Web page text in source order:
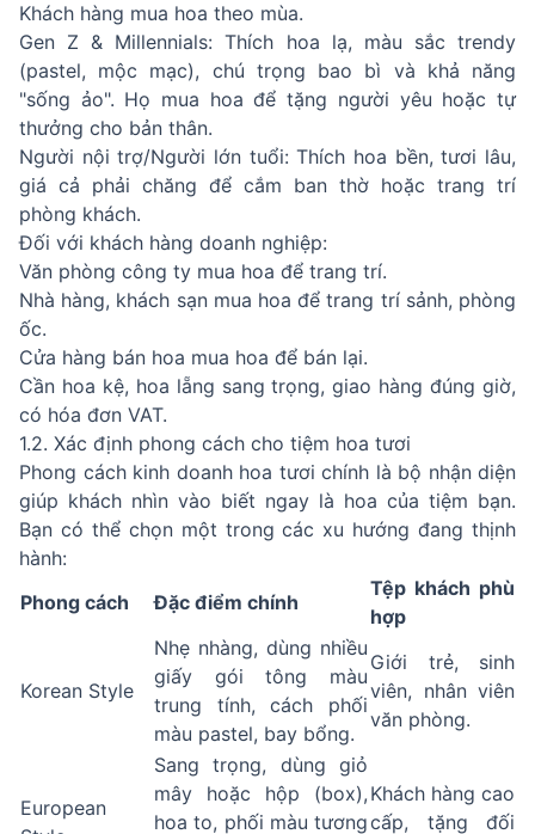
Khách hàng mua hoa theo mùa.
Gen Z & Millennials: Thích hoa lạ, màu sắc trendy
(pastel, mộc mạc), chú trọng bao bì và khả năng
"sống ảo". Họ mua hoa để tặng người yêu hoặc tự
thưởng cho bản thân.
Người nội trợ/Người lớn tuổi: Thích hoa bền, tươi lâu,
giá cả phải chăng để cắm ban thờ hoặc trang trí
phòng khách.
Đối với khách hàng doanh nghiệp:
Văn phòng công ty mua hoa để trang trí.
Nhà hàng, khách sạn mua hoa để trang trí sảnh, phòng
ốc.
Cửa hàng bán hoa mua hoa để bán lại.
Cần hoa kệ, hoa lẵng sang trọng, giao hàng đúng giờ,
có hóa đơn VAT.
1.2. Xác định phong cách cho tiệm hoa tươi
Phong cách kinh doanh hoa tươi chính là bộ nhận diện
giúp khách nhìn vào biết ngay là hoa của tiệm bạn.
Bạn có thể chọn một trong các xu hướng đang thịnh
hành:
Phong cách
Đặc điểm chính
Tệp khách phù
hợp
Korean Style
Nhẹ nhàng, dùng nhiều
giấy gói tông màu
trung tính, cách phối
màu pastel, bay bổng.
Giới trẻ, sinh
viên, nhân viên
văn phòng.
European
Sang trọng, dùng giỏ
mây hoặc hộp (box),
hoa to, phối màu tương
Khách hàng cao
cấp, tặng đối